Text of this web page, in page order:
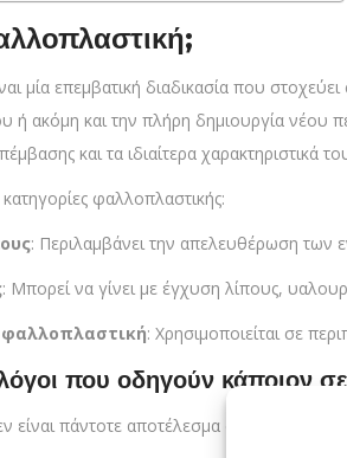
μία επεμβατική διαδικασία που
ή ακόμη και την πλήρη δημιουργία νέου
και τα ιδιαίτερα χαρακτηριστικά
φαλλοπλαστικής:
: Περιλαμβάνει την απελευθέρωση των
: Μπορεί να γίνει με έγχυση λίπους,
: Χρησιμοποιείται σε
λόγοι που οδηγούν κάποιον
είναι πάντοτε αποτέλεσμα αισθητικών